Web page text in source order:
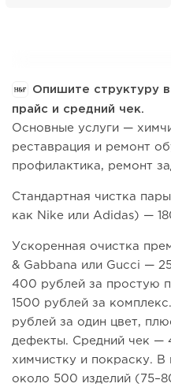
Опишите структуру
прайс и средний чек.
Основные услуги —
реставрация и ремонт
профилактика, ремонт
Стандартная чистка
как Nike или Adidas) —
Ускоренная очистка
& Gabbana или Gucci —
400 рублей за простую
1500 рублей за
рублей за один цвет,
дефекты. Средний чек —
химчистку и покраску. В
около 500 изделий